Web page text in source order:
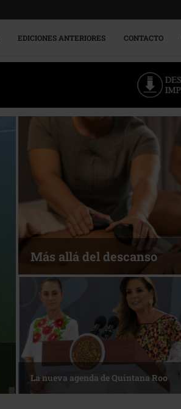
EDICIONES ANTERIORES CONTACTO
Más allá del descanso
La nueva agenda de Quintana Roo